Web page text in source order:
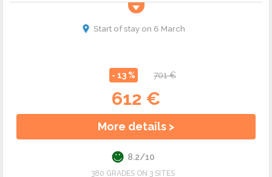
Start of stay on 6 March
- 13 % 701 €
612 €
More details >
8.2/10
380 GRADES ON 3 SITES